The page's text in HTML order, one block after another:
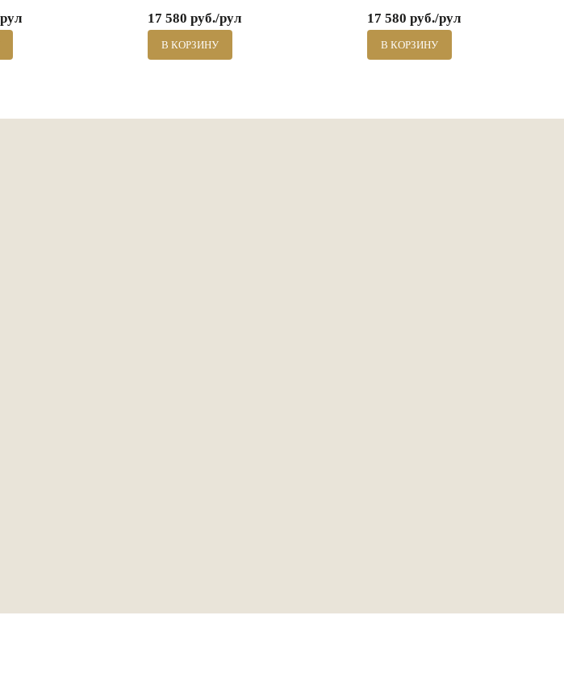
17 580 руб./рул
В КОРЗИНУ
17 580 руб./рул
В КОРЗИНУ